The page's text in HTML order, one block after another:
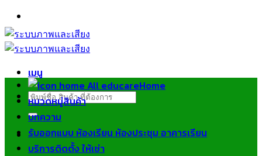
ข้าม
ไป
ยัง
เมนู
ค้นหา:
Home
หมวดหมู่สินค้า
บทความ
รับออกแบบ ห้องเรียน ห้องประชุม อาคารเรียน
บริการติดตั้ง ให้เช่า